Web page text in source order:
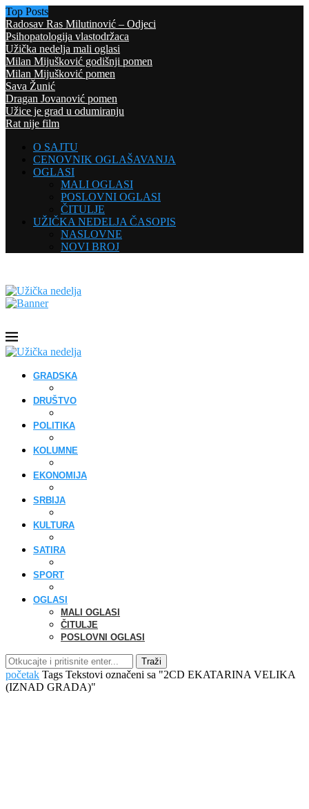
Top Posts
Radosav Ras Milutinović – Odjeci
Psihopatologija vlastodržaca
Užička nedelja mali oglasi
Milan Mijušković godišnji pomen
Milan Mijušković pomen
Sava Žunić
Dragan Jovanović pomen
Užice je grad u odumiranju
Rat nije film
O SAJTU
CENOVNIK OGLAŠAVANJA
OGLASI
MALI OGLASI
POSLOVNI OGLASI
ČITULJE
UŽIČKA NEDELJA ČASOPIS
NASLOVNE
NOVI BROJ
GRADSKA
DRUŠTVO
POLITIKA
KOLUMNE
EKONOMIJA
SRBIJA
KULTURA
SATIRA
SPORT
OGLASI
MALI OGLASI
ČITULJE
POSLOVNI OGLASI
Traži
početak Tags Tekstovi označeni sa "2CD EKATARINA VELIKA
(IZNAD GRADA)"